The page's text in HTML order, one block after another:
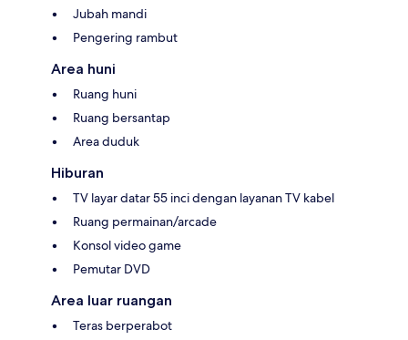
Jubah mandi
Pengering rambut
Area huni
Ruang huni
Ruang bersantap
Area duduk
Hiburan
TV layar datar 55 inci dengan layanan TV kabel
Ruang permainan/arcade
Konsol video game
Pemutar DVD
Area luar ruangan
Teras berperabot